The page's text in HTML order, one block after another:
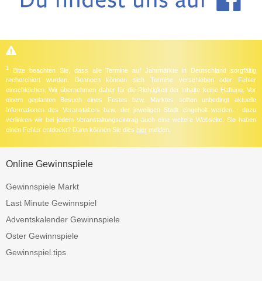
1
Bitte beachten Sie, dass alle Termine auf Jahrmärkte in Deutschland sorgfältig
recherchiert wurden. Dennoch können sich Termine verschieben oder Fehler
einschleichen. Wir übernehmen daher für die Richtigkeit der Inhalte keine Haftung. Vor
einem geplanten Besuch eines Festes bzw. Marktes sollten unbedingt aktuelle
Informationen des Veranstalters bzw. der jeweiligen Stadt eingeholt werden - dazu
verlinken wir bei jedem Veranstaltungseintrag auch eine weitere Webseite. Sie haben
einen Fehler entdeckt? Dann können Sie dies hier melden.
Online Gewinnspiele
Gewinnspiele Markt
Last Minute Gewinnspiel
Adventskalender Gewinnspiele
Oster Gewinnspiele
Gewinnspiel.tips